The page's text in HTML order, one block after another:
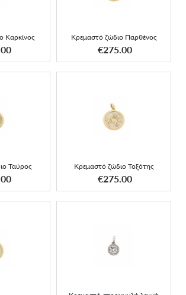
Καρκίνος
ΤΟ
Κρεμαστό ζώδιο Παρθένος
€275.00
ΑΠΟΚΤΗΣΕ ΤΟ
Ταύρος
Ταύρος
ΤΟ
Κρεμαστό ζώδιο Τοξότης
€275.00
Κρεμαστό ζώδιο Τοξότης
ΑΠΟΚΤΗΣΕ ΤΟ
Ζυγός
Κρεμαστό στρογγυλή
λευκή ροζέτα